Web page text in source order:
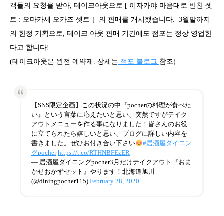
객들의 요청을 받아, 테이크아웃으로 [ 이자카야 마음대로 반찬 셋
트 : 오마카세 오카즈 셋트 ］의 판매를 개시했습니다. 3월말까지
의 한정 기획으로, 테이크 아웃 판매 기간에도 점포는 정상 영업한
다고 합니다!
(테이크아웃은 완전 예약제. 상세는 점포 블로그 참조)
【SNS限定企画】この状況の中『pocherの料理が食べた
い』という言葉に応えたいと思い、突然ですがテイク
アウトメニューを作る事になりました！皆さんのお役
に立てられたら嬉しいと思い、ブログに詳しい内容を
書きました。ぜひお付き合い下さい
#居酒屋ダイニン
グpocher https://t.co/RTHNBFEzER
— 居酒屋ダイニングpocher3月だけテイクアウト『おま
かせおかずセット』やります！北海道旭川
(@diningpocher115) February 28, 2020